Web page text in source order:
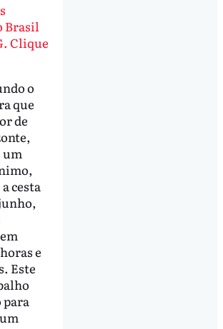
Brasil
Clique
o
que
de
um
cesta
e
Este
para